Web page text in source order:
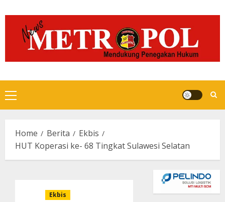
to
content
Primary
Menu
Home Berita
Ekbis
HUT Koperasi ke- 68 Tingkat Sulawesi Selatan
Ekbis